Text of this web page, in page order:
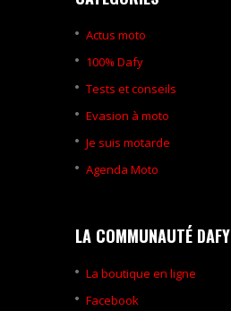
Actus moto
100% Dafy
Tests et conseils
Evasion à moto
Je suis motarde
Agenda Moto
LA COMMUNAUTÉ DAFY
La boutique en ligne
Facebook